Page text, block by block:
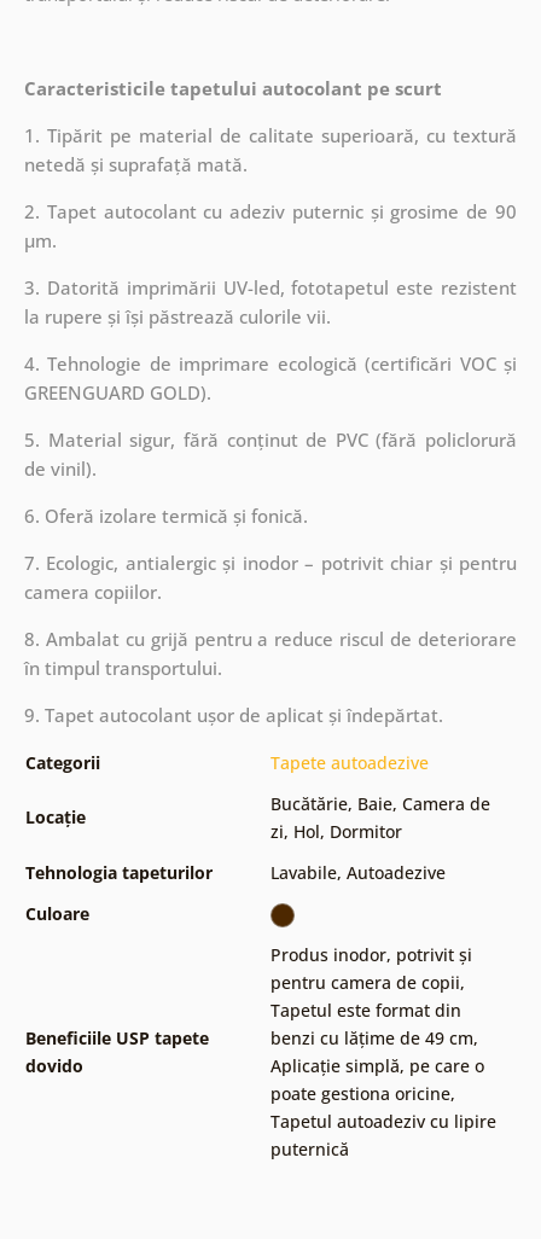
Caracteristicile tapetului autocolant pe scurt
1. Tipărit pe material de calitate superioară, cu textură
netedă și suprafață mată.
2. Tapet autocolant cu adeziv puternic și grosime de 90
µm.
3. Datorită imprimării UV-led, fototapetul este rezistent
la rupere și își păstrează culorile vii.
4. Tehnologie de imprimare ecologică (certificări VOC și
GREENGUARD GOLD).
5. Material sigur, fără conținut de PVC (fără policlorură
de vinil).
6. Oferă izolare termică și fonică.
7. Ecologic, antialergic și inodor – potrivit chiar și pentru
camera copiilor.
8. Ambalat cu grijă pentru a reduce riscul de deteriorare
în timpul transportului.
9. Tapet autocolant ușor de aplicat și îndepărtat.
Categorii Tapete autoadezive
Locație
Bucătărie, Baie, Camera de
zi, Hol, Dormitor
Tehnologia tapeturilor
Lavabile, Autoadezive
Culoare
Beneficiile USP tapete
dovido
Produs inodor, potrivit și
pentru camera de copii,
Tapetul este format din
benzi cu lățime de 49 cm,
Aplicație simplă, pe care o
poate gestiona oricine,
Tapetul autoadeziv cu lipire
puternică